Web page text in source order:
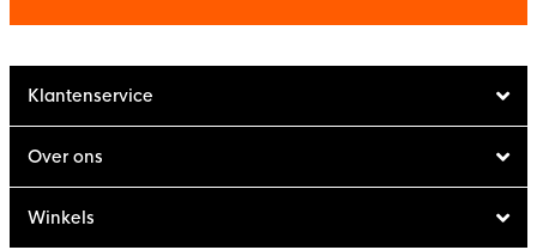
Klantenservice
Over ons
Winkels